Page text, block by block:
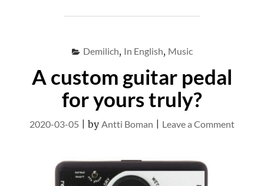
ABLATIONS"
Demilich, In English, Music
A custom guitar pedal
for yours truly?
2020-03-05 by Antti Boman Leave a Commenton